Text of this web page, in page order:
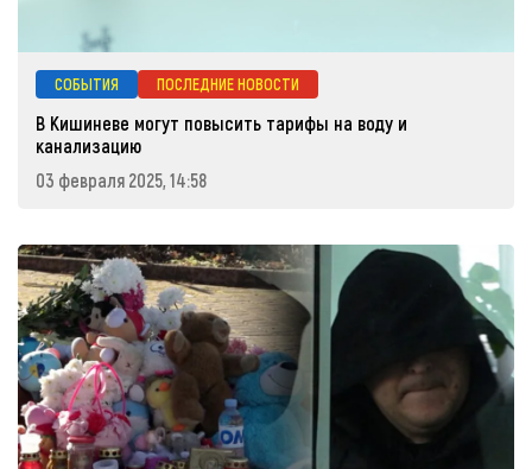
СОБЫТИЯ ПОСЛЕДНИЕ НОВОСТИ
В Кишиневе могут повысить тарифы на воду и
канализацию
03 февраля 2025, 14:58